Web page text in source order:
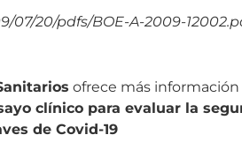
07/20/pdfs/BOE-A-2009-
ofrece más información
clínico para evaluar la
de Covid-19